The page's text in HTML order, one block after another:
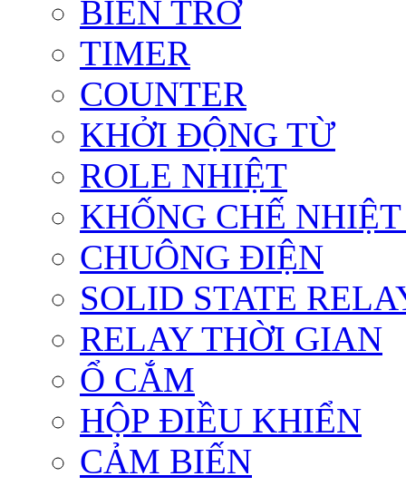
BIẾN TRỞ
TIMER
COUNTER
KHỞI ĐỘNG TỪ
ROLE NHIỆT
KHỐNG CHẾ
CHUÔNG ĐIỆN
SOLID STATE
RELAY THỜI GIAN
Ổ CẮM
HỘP ĐIỀU KHIỂN
CẢM BIẾN